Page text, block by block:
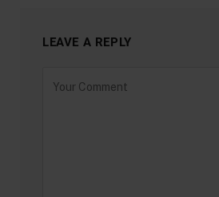
LEAVE A REPLY